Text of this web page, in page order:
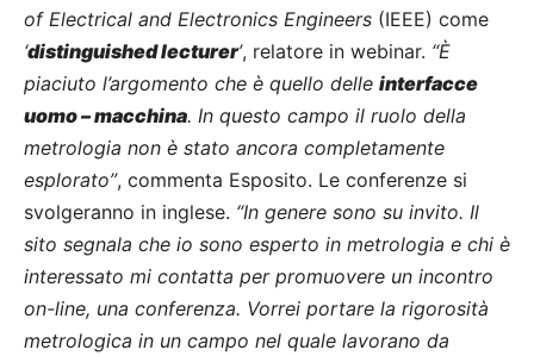
of Electrical and Electronics Engineers (IEEE) come
‘distinguished lecturer’, relatore in webinar. “È
piaciuto l’argomento che è quello delle interfacce
uomo – macchina. In questo campo il ruolo della
metrologia non è stato ancora completamente
esplorato”, commenta Esposito. Le conferenze si
svolgeranno in inglese. “In genere sono su invito. Il
sito segnala che io sono esperto in metrologia e chi è
interessato mi contatta per promuovere un incontro
on-line, una conferenza. Vorrei portare la rigorosità
metrologica in un campo nel quale lavorano da